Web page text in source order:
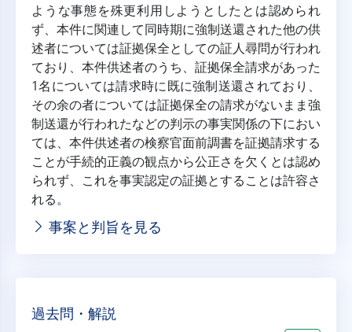
ような事態を殊更利用しようとしたとは認められ
ず、本件に関連して同時期に強制送還された他の供
述者については証拠保全としての証人尋問が行われ
ており、本件供述者のうち、証拠保全請求があった
1名については請求時に既に強制送還されており、
その余の者については証拠保全の請求がないまま強
制送還が行われたなどの判示の事実関係の下におい
ては、本件供述者の検察官面前調書を証拠請求する
ことが手続的正義の観点から公正さを欠くとは認め
られず、これを事実認定の証拠とすることは許容さ
れる。
事案と判旨を見る
過去問・解説